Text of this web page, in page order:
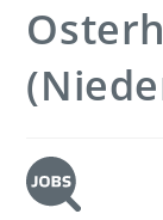
Freizeit
Unternehmen